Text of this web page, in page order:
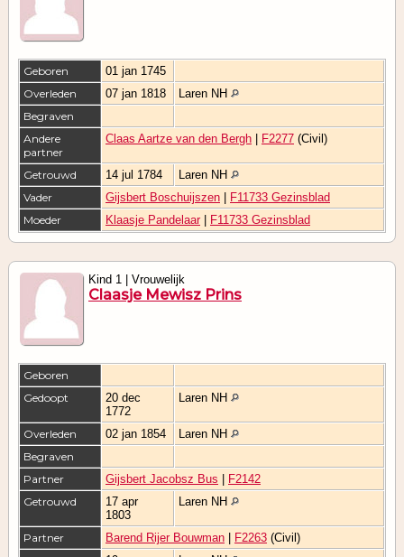
Geboren
01 jan 1745
Overleden
07 jan 1818
Laren NH
Begraven
Andere
partner
Claas Aartze van den Bergh F2277 (Civil)
Getrouwd 14 jul 1784
Laren NH
Vader
Gijsbert Boschuijszen
F11733 Gezinsblad
Moeder
Klaasje Pandelaar| F11733 Gezinsblad
Kind 1 | Vrouwelijk
Claasje Mewisz Prins
Geboren
Gedoopt
20 dec
1772
Laren NH
Overleden 02 jan 1854
Laren NH
Begraven
Partner
Gijsbert Jacobsz Bus
F2142
Getrouwd
17 apr
1803
Laren NH
Partner Barend Rijer Bouwman F2263 (Civil)